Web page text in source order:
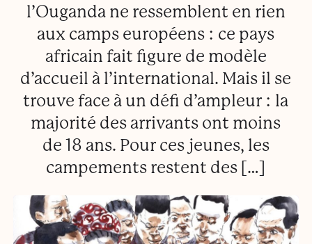
l’Ouganda ne ressemblent en rien
aux camps européens : ce pays
africain fait figure de modèle
d’accueil à l’international. Mais il se
trouve face à un défi d’ampleur : la
majorité des arrivants ont moins
de 18 ans. Pour ces jeunes, les
campements restent des […]